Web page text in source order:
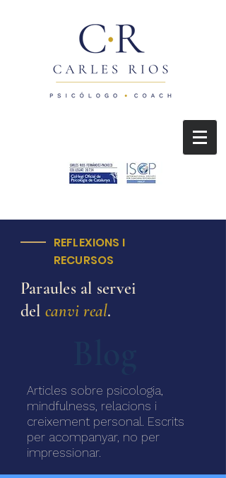
REFLEXIONS I
RECURSOS
Paraules al servei
del canvi real.
Articles sobre psicologia,
mindfulness, relacions i
creixement personal. Escrits
per acompanyar, no per
impressionar.